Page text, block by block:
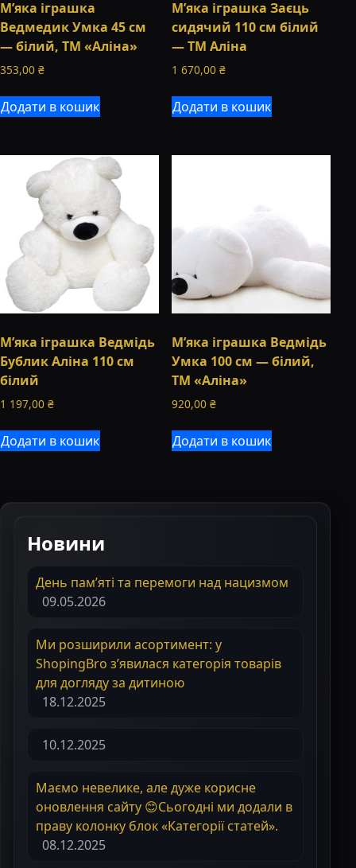
М’яка іграшка
Ведмедик Умка 45 см
— білий, ТМ «Аліна»
353,00 ₴
Додати в кошик
М’яка іграшка Заєць
сидячий 110 см білий
— ТМ Аліна
1 670,00₴
Додати в кошик
М’яка іграшка Ведмідь
Бублик Аліна 110 см
білий
1 197,00 ₴
Додати в кошик
М’яка іграшка Ведмідь
Умка 100 см — білий,
ТМ «Аліна»
920,00₴
Додати в кошик
Новини
День пам’яті та перемоги над нацизмом
09.05.2026
Ми розширили асортимент: у
ShopingBro з’явилася категорія товарів
для догляду за дитиною
18.12.2025
10.12.2025
Маємо невелике, але дуже корисне
оновлення сайту 😊Сьогодні ми додали в
праву колонку блок «Категорії статей».
08.12.2025